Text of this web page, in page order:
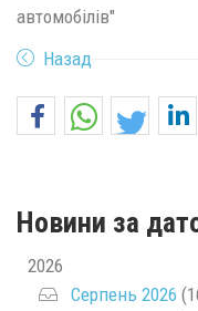
автомобілів"
Назад
Новини за
2026
Серпень 2026